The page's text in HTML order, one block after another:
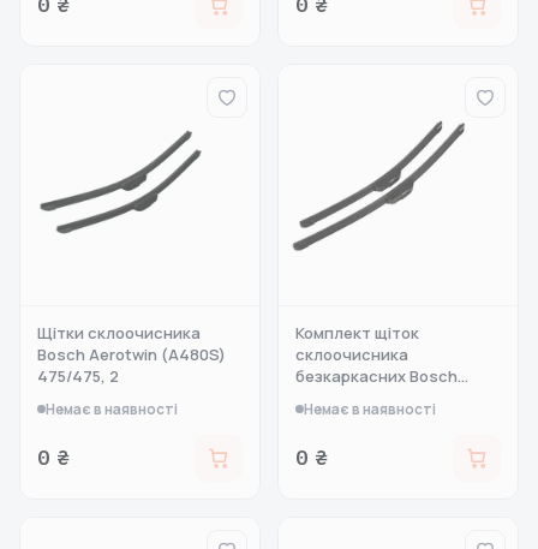
Щітки склоочисника
Bosch Aerotwin (A480S)
475/475, 2
Немає в наявності
0 ₴
Комплект щіток
склоочисника
безкаркасних Bosch
Немає в наявності
0 ₴